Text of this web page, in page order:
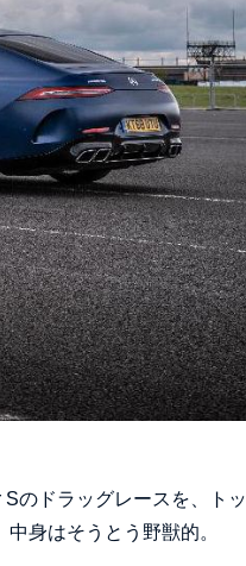
のドラッグレースを、トッ
身はそうとう野獣的。